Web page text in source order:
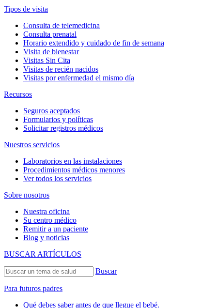
Tipos de visita
Consulta de telemedicina
Consulta prenatal
Horario extendido y cuidado de fin de semana
Visita de bienestar
Visitas Sin Cita
Visitas de recién nacidos
Visitas por enfermedad el mismo día
Recursos
Seguros aceptados
Formularios y políticas
Solicitar registros médicos
Nuestros servicios
Laboratorios en las instalaciones
Procedimientos médicos menores
Ver todos los servicios
Sobre nosotros
Nuestra oficina
Su centro médico
Remitir a un paciente
Blog y noticias
BUSCAR ARTÍCULOS
Buscar
Para futuros padres
Qué debes saber antes de que llegue el bebé.